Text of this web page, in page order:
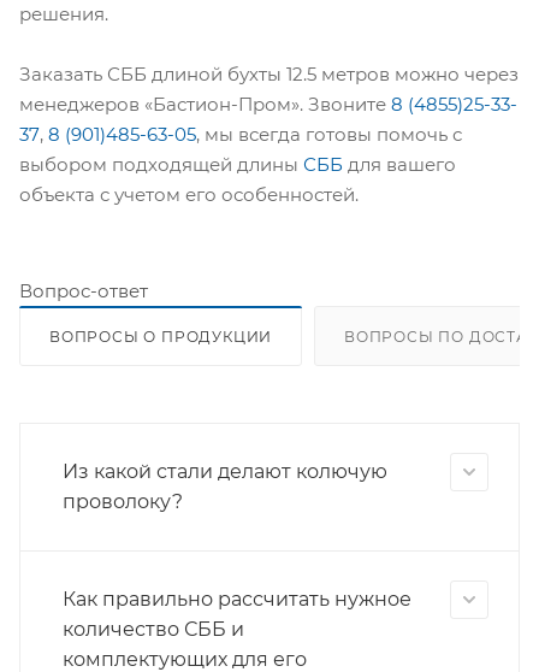
решения.
Заказать СББ длиной бухты 12.5 метров можно через
менеджеров «Бастион-Пром». Звоните 8 (4855)25-33-
37, 8 (901)485-63-05, мы всегда готовы помочь с
выбором подходящей длины СББ для вашего
объекта с учетом его особенностей.
Вопрос-ответ
ВОПРОСЫ О ПРОДУКЦИИ ВОПРОСЫ ПО
Из какой стали делают колючую
проволоку?
Как правильно рассчитать нужное
количество СББ и
комплектующих для его